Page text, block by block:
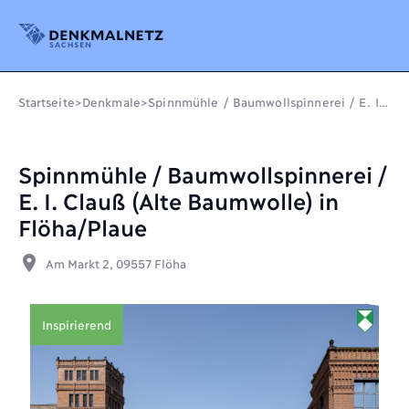
Denkmalnetz Sachsen
Startseite>Denkmale>Spinnmühle / Baumwollspinnerei / E. I.
Spinnmühle / Baumwollspinnerei /
E. I. Clauß (Alte Baumwolle) in
Flöha/Plaue
place Am Markt 2, 09557 Flöha
Inspirierend